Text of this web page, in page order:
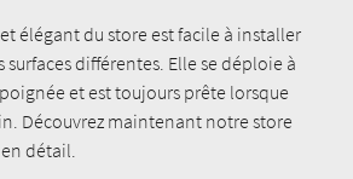
élégant du store est facile à installer
surfaces différentes. Elle se déploie à
et est toujours prête lorsque
Découvrez maintenant notre store
détail.